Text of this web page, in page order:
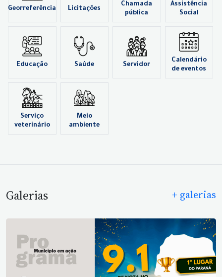
Georreferência Licitações
Chamada
pública
Assistência
Social
Educação Saúde Servidor
Calendário
de eventos
Serviço
veterinário
Meio
ambiente
Galerias + galerias